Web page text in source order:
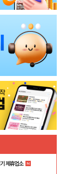
제휴업소